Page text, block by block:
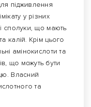
підживлення
у різних
сполуки, що мають
калій. Крім цього
амінокислоти та
що можуть бути
Власний
та